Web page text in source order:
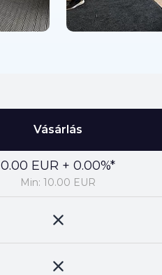
Vásárlás
0.00 EUR + 0.00%*
Min: 10.00 EUR